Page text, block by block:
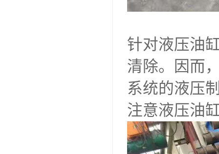
针对液压油
清除。因而
系统的液压
注意液压油